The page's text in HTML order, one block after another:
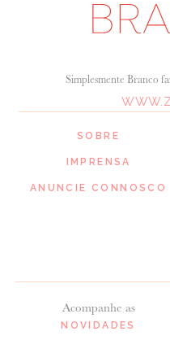
SOBRE
IMPRENSA
ANUNCIE CONNOSCO
Acompanhe as
NOVIDADES
Simplesmente Branco